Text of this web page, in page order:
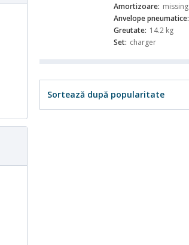
Amortizoare: missing
Anvelope pneumatice:
Greutate: 14.2 kg
Set: charger
Sortează după popularitate